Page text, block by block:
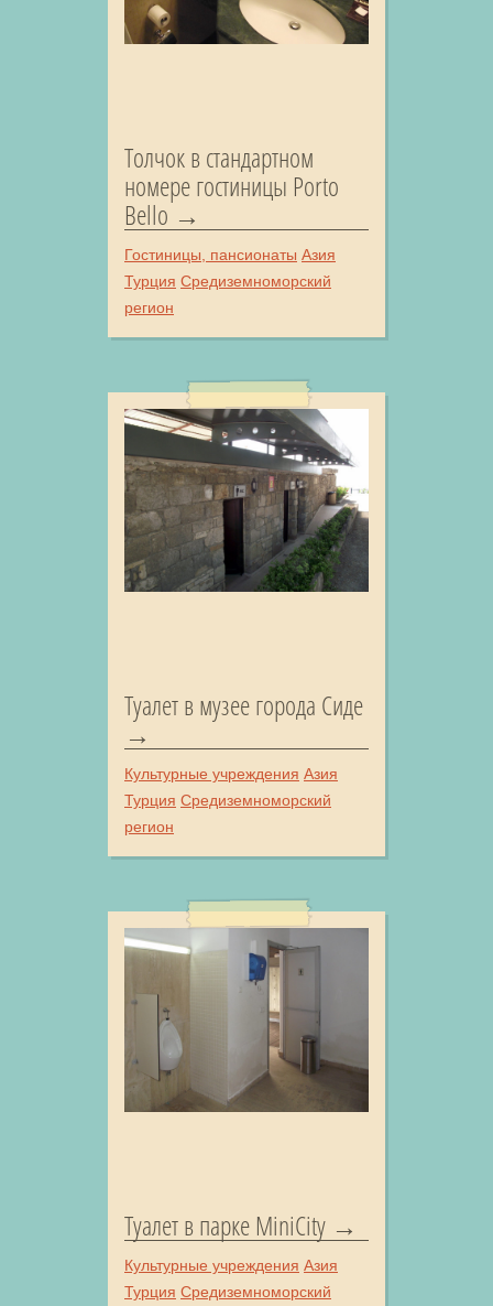
Толчок в стандартном
номере гостиницы Porto
Bello
Гостиницы, пансионаты Азия
Турция Средиземноморский
регион
Туалет в музее города Сиде
Культурные учреждения Азия
Турция Средиземноморский
регион
Туалет в парке MiniCity
Культурные учреждения Азия
Турция Средиземноморский